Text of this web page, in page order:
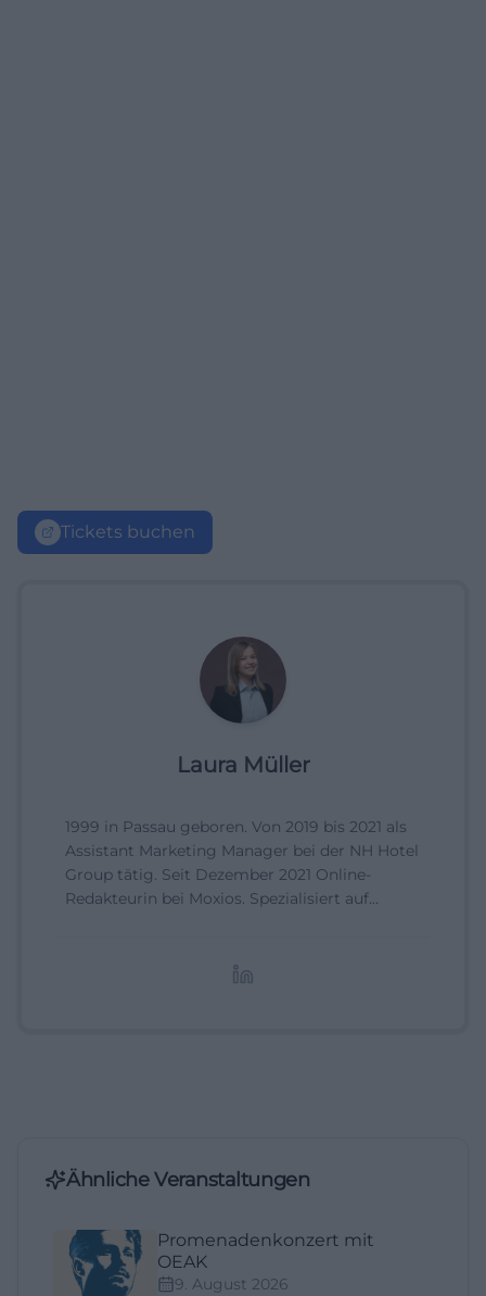
Tickets buchen
Laura Müller
1999 in Passau geboren. Von 2019 bis 2021 als
Assistant Marketing Manager bei der NH Hotel
Group tätig. Seit Dezember 2021 Online-
Redakteurin bei Moxios. Spezialisiert auf
Ähnliche Veranstaltungen
Promenadenkonzert mit
OEAK
9. August 2026